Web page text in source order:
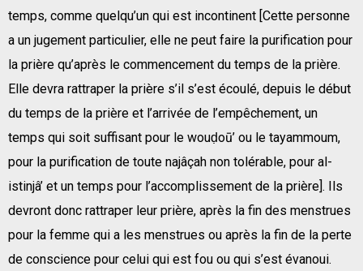
temps, comme quelqu’un qui est incontinent [Cette personne
a un jugement particulier, elle ne peut faire la purification pour
la prière qu’après le commencement du temps de la prière.
Elle devra rattraper la prière s’il s’est écoulé, depuis le début
du temps de la prière et l’arrivée de l’empêchement, un
temps qui soit suffisant pour le wouḍoū’ ou le tayammoum,
pour la purification de toute najâçah non tolérable, pour al-
istinjâ’ et un temps pour l’accomplissement de la prière]. Ils
devront donc rattraper leur prière, après la fin des menstrues
pour la femme qui a les menstrues ou après la fin de la perte
de conscience pour celui qui est fou ou qui s’est évanoui.